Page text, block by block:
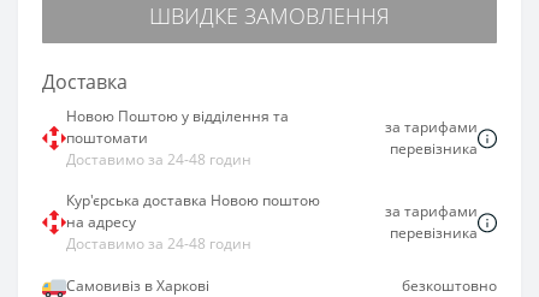
ШВИДКЕ ЗАМОВЛЕННЯ
Доставка
Новою Поштою у відділення та
поштомати
Доставимо за 24-48 годин
за тарифами
перевізника
Кур'єрська доставка Новою поштою
на адресу
Доставимо за 24-48 годин
за тарифами
перевізника
Самовивіз в Харкові безкоштовно